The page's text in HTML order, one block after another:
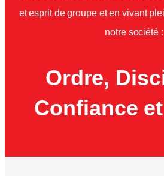
et esprit de groupe et en vivant
notre société :
Ordre,
Confiance